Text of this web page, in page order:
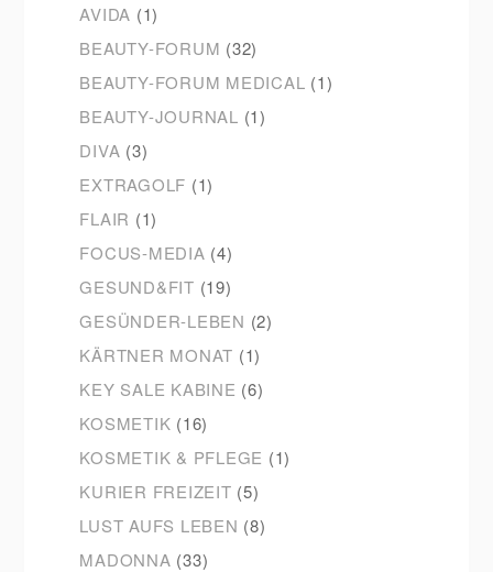
AVIDA (1)
BEAUTY-FORUM (32)
BEAUTY-FORUM MEDICAL (1)
BEAUTY-JOURNAL (1)
DIVA (3)
EXTRAGOLF (1)
FLAIR (1)
FOCUS-MEDIA (4)
GESUND&FIT (19)
GESÜNDER-LEBEN (2)
KÄRTNER MONAT (1)
KEY SALE KABINE (6)
KOSMETIK (16)
KOSMETIK & PFLEGE (1)
KURIER FREIZEIT (5)
LUST AUFS LEBEN (8)
MADONNA (33)